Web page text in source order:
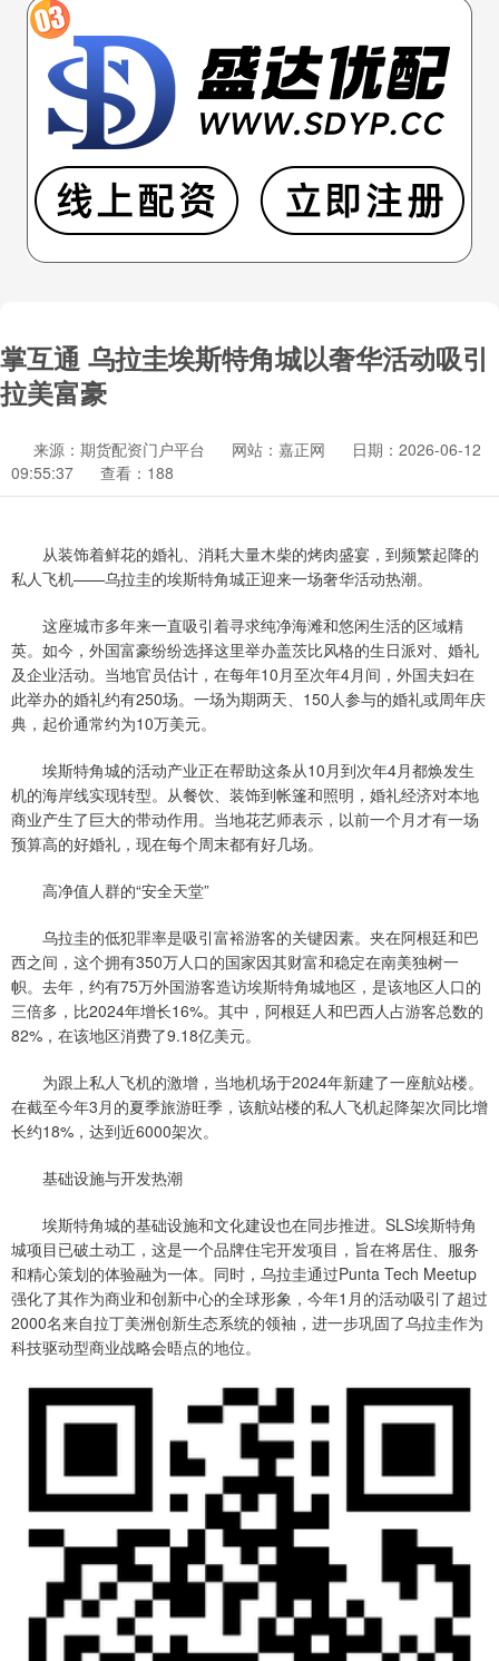
掌互通 乌拉圭埃斯特角城以奢华活动吸引
拉美富豪
来源：期货配资门户平台 网站：嘉正网
日期：2026-06-12
09:55:37
查看：188
从装饰着鲜花的婚礼、消耗大量木柴的烤肉盛宴，到频繁起降的
私人飞机——乌拉圭的埃斯特角城正迎来一场奢华活动热潮。
这座城市多年来一直吸引着寻求纯净海滩和悠闲生活的区域精
英。如今，外国富豪纷纷选择这里举办盖茨比风格的生日派对、婚礼
及企业活动。当地官员估计，在每年10月至次年4月间，外国夫妇在
此举办的婚礼约有250场。一场为期两天、150人参与的婚礼或周年庆
典，起价通常约为10万美元。
埃斯特角城的活动产业正在帮助这条从10月到次年4月都焕发生
机的海岸线实现转型。从餐饮、装饰到帐篷和照明，婚礼经济对本地
商业产生了巨大的带动作用。当地花艺师表示，以前一个月才有一场
预算高的好婚礼，现在每个周末都有好几场。
高净值人群的“安全天堂”
乌拉圭的低犯罪率是吸引富裕游客的关键因素。夹在阿根廷和巴
西之间，这个拥有350万人口的国家因其财富和稳定在南美独树一
帜。去年，约有75万外国游客造访埃斯特角城地区，是该地区人口的
三倍多，比2024年增长16%。其中，阿根廷人和巴西人占游客总数的
82%，在该地区消费了9.18亿美元。
为跟上私人飞机的激增，当地机场于2024年新建了一座航站楼。
在截至今年3月的夏季旅游旺季，该航站楼的私人飞机起降架次同比增
长约18%，达到近6000架次。
基础设施与开发热潮
埃斯特角城的基础设施和文化建设也在同步推进。SLS埃斯特角
城项目已破土动工，这是一个品牌住宅开发项目，旨在将居住、服务
和精心策划的体验融为一体。同时，乌拉圭通过Punta Tech Meetup
强化了其作为商业和创新中心的全球形象，今年1月的活动吸引了超过
2000名来自拉丁美洲创新生态系统的领袖，进一步巩固了乌拉圭作为
科技驱动型商业战略会晤点的地位。